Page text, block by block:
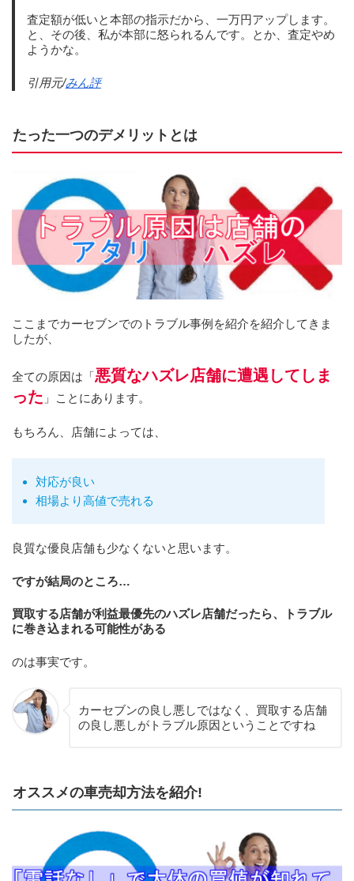
査定額が低いと本部の指示だから、一万円アップします。
と、その後、私が本部に怒られるんです。とか、査定やめ
ようかな。
引用元/みん評
たった一つのデメリットとは
ここまでカーセブンでのトラブル事例を紹介を紹介してきま
したが、
全ての原因は「悪質なハズレ店舗に遭遇してしま
った 」ことにあります。
もちろん、店舗によっては、
対応が良い
相場より高値で売れる
良質な優良店舗も少なくないと思います。
ですが結局のところ…
買取する店舗が利益最優先のハズレ店舗だったら、トラブル
に巻き込まれる可能性がある
のは事実です。
カーセブンの良し悪しではなく、買取する店舗
の良し悪しがトラブル原因ということですね
オススメの車売却方法を紹介!